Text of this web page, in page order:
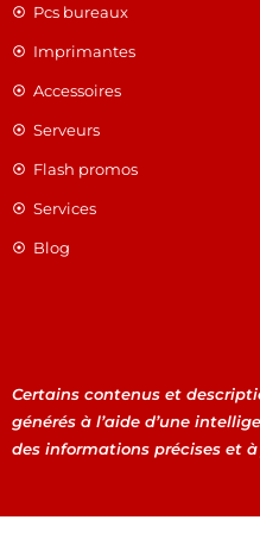
Pcs bureaux
Imprimantes
Accessoires
Serveurs
Flash promos
Services
Blog
Certains contenus et
générés à l’aide d’une
des informations précises et à